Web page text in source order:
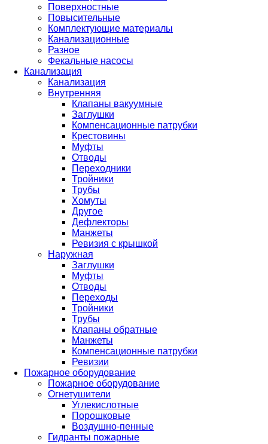
Поверхностные
Повысительные
Комплектующие материалы
Канализационные
Разное
Фекальные насосы
Канализация
Канализация
Внутренняя
Клапаны вакуумные
Заглушки
Компенсационные патрубки
Крестовины
Муфты
Отводы
Переходники
Тройники
Трубы
Хомуты
Другое
Дефлекторы
Манжеты
Ревизия с крышкой
Наружная
Заглушки
Муфты
Отводы
Переходы
Тройники
Трубы
Клапаны обратные
Манжеты
Компенсационные патрубки
Ревизии
Пожарное оборудование
Пожарное оборудование
Огнетушители
Углекислотные
Порошковые
Воздушно-пенные
Гидранты пожарные